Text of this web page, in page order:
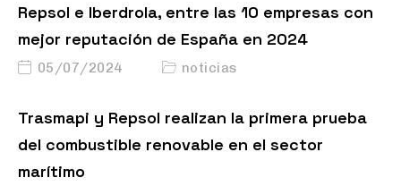
Repsol e Iberdrola, entre las 10 empresas con
mejor reputación de España en 2024
05/07/2024 noticias
Trasmapi y Repsol realizan la primera prueba
del combustible renovable en el sector
marítimo